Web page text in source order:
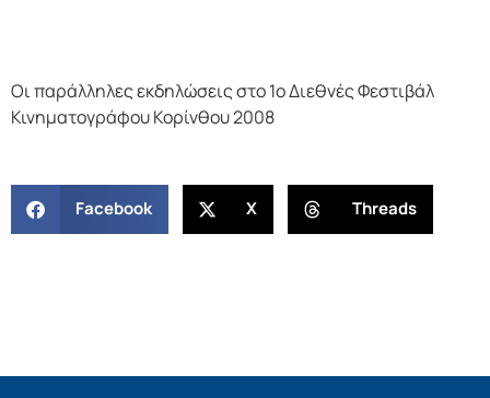
Οι παράλληλες εκδηλώσεις στο 1o Διεθνές Φεστιβάλ
Κινηματογράφου Κορίνθου 2008
Facebook X Threads